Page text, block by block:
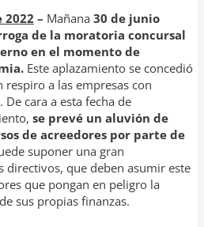
2022 – Mañana 30 de junio
de la moratoria concursal
en el momento de
Este aplazamiento se concedió
a las empresas con
cara a esta fecha de
se prevé un aluvión de
de acreedores por parte de
suponer una gran
directivos, que deben asumir este
que pongan en peligro la
sus propias finanzas.